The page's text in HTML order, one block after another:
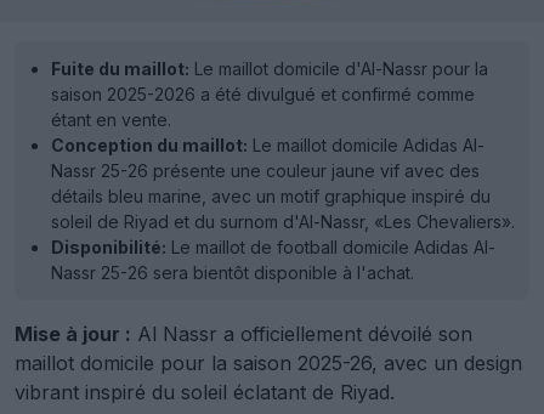
Fuite du maillot: Le maillot domicile d'Al-Nassr pour la
saison 2025-2026 a été divulgué et confirmé comme
étant en vente.
Conception du maillot: Le maillot domicile Adidas Al-
Nassr 25-26 présente une couleur jaune vif avec des
détails bleu marine, avec un motif graphique inspiré du
soleil de Riyad et du surnom d'Al-Nassr, «Les Chevaliers».
Disponibilité: Le maillot de football domicile Adidas Al-
Nassr 25-26 sera bientôt disponible à l'achat.
Mise à jour : Al Nassr a officiellement dévoilé son
maillot domicile pour la saison 2025-26, avec un design
vibrant inspiré du soleil éclatant de Riyad.